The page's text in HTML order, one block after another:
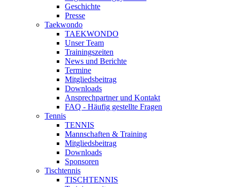
Geschichte
Presse
Taekwondo
TAEKWONDO
Unser Team
Trainingszeiten
News und Berichte
Termine
Mitgliedsbeitrag
Downloads
Ansprechpartner und Kontakt
FAQ - Häufig gestellte Fragen
Tennis
TENNIS
Mannschaften & Training
Mitgliedsbeitrag
Downloads
Sponsoren
Tischtennis
TISCHTENNIS